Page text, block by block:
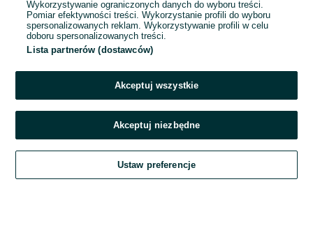
Zadzwoń / SMS
Szukaj Obserwujesz Dodaj Czat Konto
Wykorzystywanie ograniczonych danych do wyboru treści.
Pomiar efektywności treści. Wykorzystanie profili do wyboru
spersonalizowanych reklam. Wykorzystywanie profili w celu
doboru spersonalizowanych treści.
Lista partnerów (dostawców)
Akceptuj wszystkie
Akceptuj niezbędne
Ustaw preferencje